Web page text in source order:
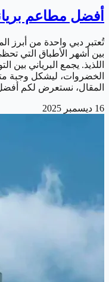
أفضل مطاعم
تُعتبر دبي واحدة من أبرز
بين أشهر الأطباق التي
اللذيذ. يجمع البرياني بين
الخضروات، ليشكل وجبة
المقال، نستعرض لكم
16 ديسمبر 2025